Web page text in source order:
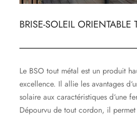
BRISE-SOLEIL ORIENTABLE
Le BSO tout métal est un produit
excellence. Ilallie les avantages
solaire aux caractéristiques d‘une
Dépourvu de tout cordon, il